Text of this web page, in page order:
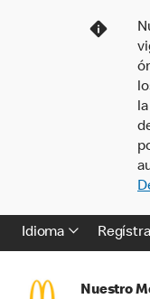
Idioma
Nuestro